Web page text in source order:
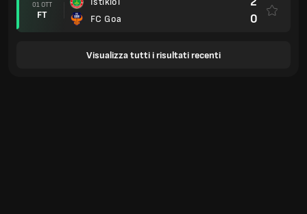
01 OTT
FT
FC Goa
0
Visualizza tutti i risultati recenti